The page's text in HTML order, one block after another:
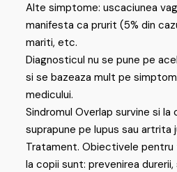
Alte simptome: uscaciunea
manifesta ca prurit (5% din
mariti, etc.
Diagnosticul nu se pune pe
si se bazeaza mult pe
medicului.
Sindromul Overlap survine si
suprapune pe lupus sau artrita
Tratament. Obiectivele pentru
la copii sunt: prevenirea